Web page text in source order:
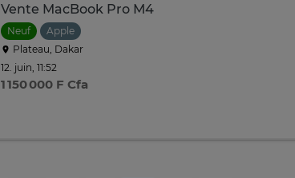
Vente MacBook Pro M4
Neuf
Apple
Plateau, Dakar
12. juin, 11:52
1 150 000 F Cfa